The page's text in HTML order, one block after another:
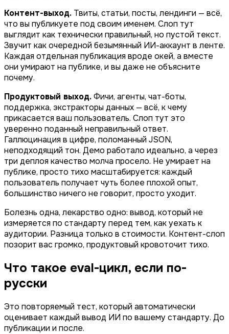
Контент-выход. Твиты, статьи, посты, лендинги — всё,
что вы публикуете под своим именем. Слоп тут
выглядит как технически правильный, но пустой текст.
Звучит как очередной безымянный ИИ-аккаунт в ленте.
Каждая отдельная публикация вроде окей, а вместе
они умирают на публике, и вы даже не объясните
почему.
Продуктовый выход.Фичи, агенты, чат-боты,
поддержка, экстракторы данных — всё, к чему
прикасается ваш пользователь. Слоп тут это
уверенно поданный неправильный ответ.
Галлюцинация в цифре, поломанный JSON,
неподходящий тон. Демо работало идеально, а через
три деплоя качество молча просело. Не умирает на
публике, просто тихо масштабируется: каждый
пользователь получает чуть более плохой опыт,
большинство ничего не говорит, просто уходит.
Болезнь одна, лекарство одно: вывод, который не
измеряется по стандарту перед тем, как уехать к
аудитории. Разница только в стоимости. Контент-слоп
позорит вас громко, продуктовый кровоточит тихо.
Что такое eval-цикл, если по-
русски
Это повторяемый тест, который автоматически
оценивает каждый вывод ИИ по вашему стандарту. До
публикации и после.